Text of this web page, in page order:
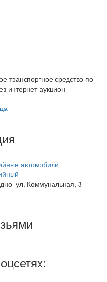
транспортное средство по
интернет-аукцион
автомобили
ул. Коммунальная, 3